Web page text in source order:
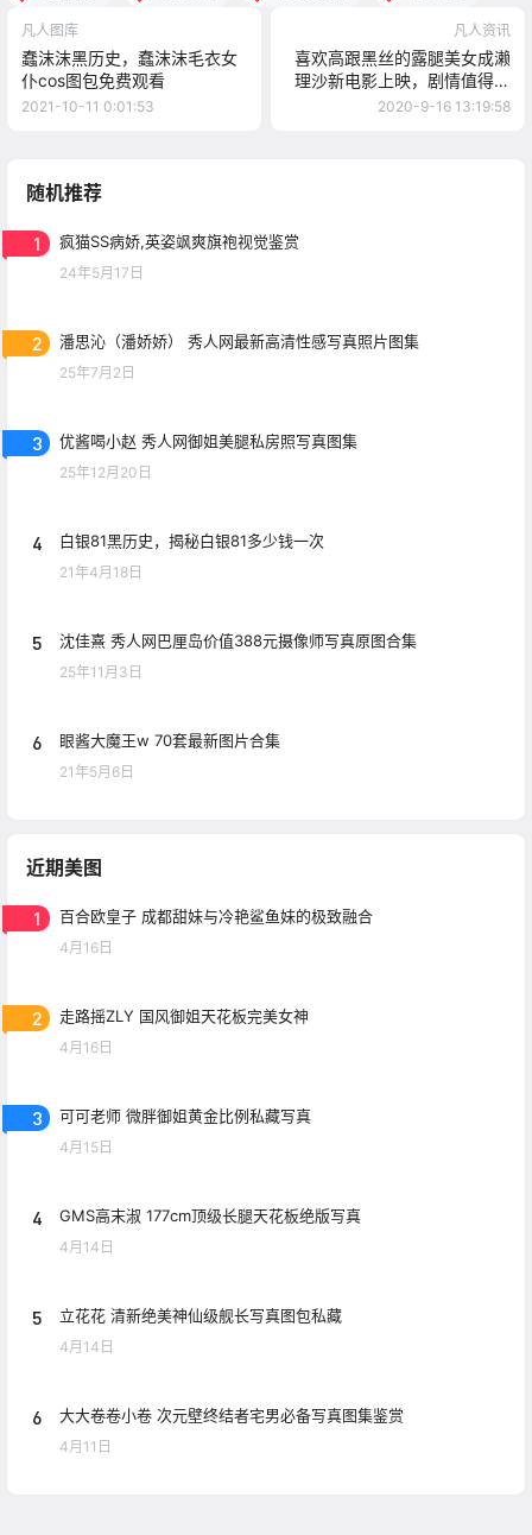
凡人图库
蠢沫沫黑历史，蠢沫沫毛衣女
仆cos图包免费观看
2021-10-11 0:01:53
凡人资讯
喜欢高跟黑丝的露腿美女成濑
理沙新电影上映，剧情值得一
看哦
2020-9-16 13:19:58
随机推荐
1 疯猫SS病娇,英姿飒爽旗袍视觉鉴赏
24年5月17日
2 潘思沁（潘娇娇） 秀人网最新高清性感写真照片图集
25年7月2日
3 优酱喝小赵 秀人网御姐美腿私房照写真图集
25年12月20日
4 白银81黑历史，揭秘白银81多少钱一次
21年4月18日
5 沈佳熹 秀人网巴厘岛价值388元摄像师写真原图合集
25年11月3日
6 眼酱大魔王w 70套最新图片合集
21年5月6日
近期美图
1 百合欧皇子 成都甜妹与冷艳鲨鱼妹的极致融合
4月16日
2 走路摇ZLY 国风御姐天花板完美女神
4月16日
3 可可老师 微胖御姐黄金比例私藏写真
4月15日
4 GMS高末淑 177cm顶级长腿天花板绝版写真
4月14日
5 立花花 清新绝美神仙级舰长写真图包私藏
4月14日
6 大大卷卷小卷 次元壁终结者宅男必备写真图集鉴赏
4月11日